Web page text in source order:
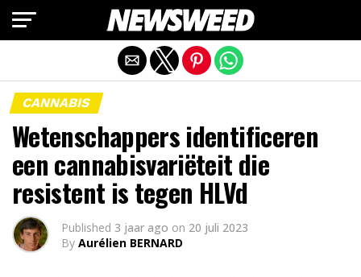
CANNABIS
Wetenschappers identificeren
een cannabisvariëteit die
resistent is tegen HLVd
Published 3 jaar ago on 20 juli 2023
By Aurélien BERNARD
Mobiele versie afsluiten